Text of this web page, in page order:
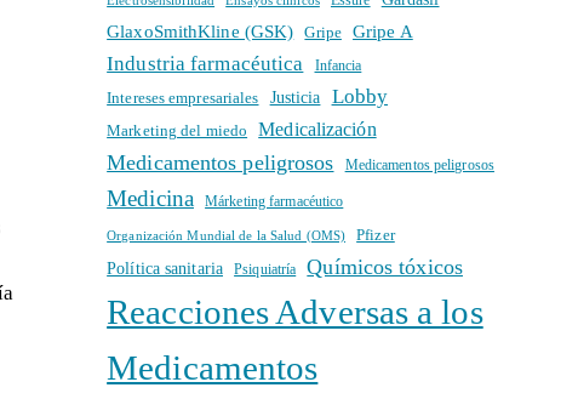
GlaxoSmithKline (GSK) Gripe Gripe A
Industria farmacéutica Infancia
Intereses empresariales Justicia Lobby
Marketing del miedo Medicalización
Medicamentos peligrosos Medicamentos peligrosos
Medicina Márketing farmacéutico
Organización Mundial de la Salud (OMS) Pfizer
Política sanitaria Psiquiatría Químicos tóxicos
Reacciones Adversas a los
Medicamentos